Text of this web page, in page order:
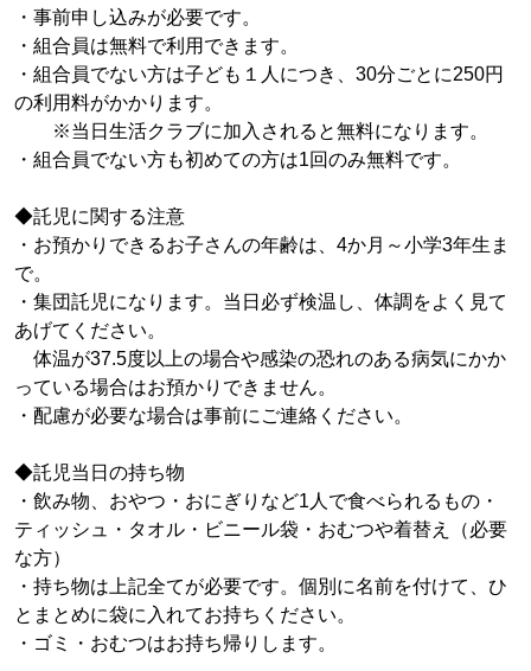
・事前申し込みが必要です。
・組合員は無料で利用できます。
・組合員でない方は子ども１人につき、30分ごとに250円
の利用料がかかります。
※当日生活クラブに加入されると無料になります。
・組合員でない方も初めての方は1回のみ無料です。
◆託児に関する注意
・お預かりできるお子さんの年齢は、4か月～小学3年生ま
で。
・集団託児になります。当日必ず検温し、体調をよく見て
あげてください。
体温が37.5度以上の場合や感染の恐れのある病気にかか
っている場合はお預かりできません。
・配慮が必要な場合は事前にご連絡ください。
◆託児当日の持ち物
・飲み物、おやつ・おにぎりなど1人で食べられるもの・
ティッシュ・タオル・ビニール袋・おむつや着替え（必要
な方）
・持ち物は上記全てが必要です。個別に名前を付けて、ひ
とまとめに袋に入れてお持ちください。
・ゴミ・おむつはお持ち帰りします。